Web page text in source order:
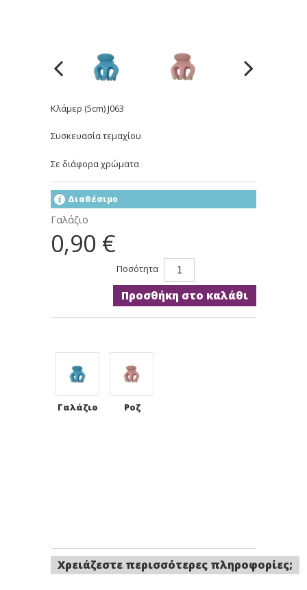
Κλάμερ (5cm) J063
Συσκευασία τεμαχίου
Σε διάφορα χρώματα
Διαθέσιμο
Γαλάζιο
0,90 €
Ποσότητα
Προσθήκη στο καλάθι
Γαλάζιο Ροζ
Χρειάζεστε περισσότερες πληροφορίες;